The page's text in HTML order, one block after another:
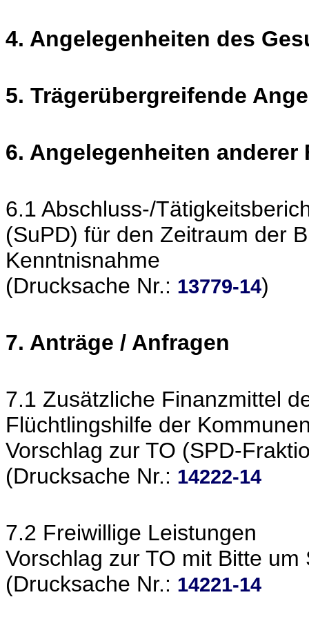
4. Angelegenheiten des
5. Trägerübergreifende
6. Angelegenheiten anderer
6.1 Abschluss-/
(SuPD) für den Zeitraum der
Kenntnisnahme
(Drucksache Nr.: 13779-14)
7. Anträge / Anfragen
7.1 Zusätzliche Finanzmittel
Flüchtlingshilfe der
Vorschlag zur TO (SPD-
(Drucksache Nr.: 14222-14
7.2 Freiwillige Leistungen
Vorschlag zur TO mit Bitte
(Drucksache Nr.: 14221-14